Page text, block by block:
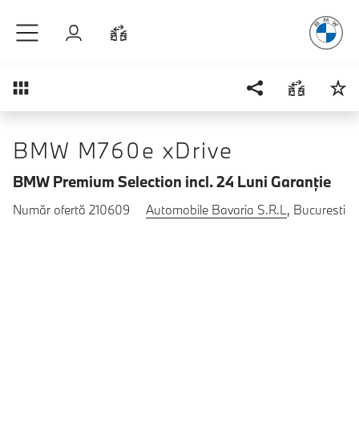
Autentificare
Prezentare generală
BMW M760e xDrive
BMW Premium Selection incl. 24 Luni Garanţie
Număr ofertă 210609 Automobile Bavaria S.R.L, Bucuresti